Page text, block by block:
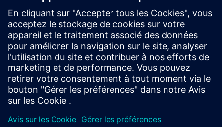
Evonik - Oxygènes actifs - Water Hygiene as a Service
Culture propre - Éléments Evonik 2/2024
Qu'est-ce que le peroxyde d'hydrogène ?
Produits à base de peroxyde d'hydrogène par Evonik
Conditions préalables